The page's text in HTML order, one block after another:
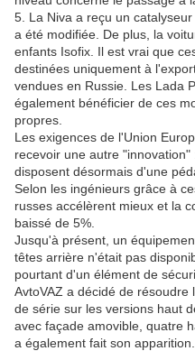
5. La Niva a reçu un
a été modifiée. De plus, la
enfants Isofix. Il est vrai que
destinées uniquement à
vendues en Russie. Les Lada
également bénéficier de ces
propres.
Les exigences de l'Union
recevoir une autre
disposent désormais d'une
Selon les ingénieurs grâce à
russes accélèrent mieux et la
baissé de 5%.
Jusqu'à présent, un
têtes arrière n'était pas
pourtant d'un élément de
AvtoVAZ a décidé de
de série sur les versions haut
avec façade amovible, quatre
a également fait son